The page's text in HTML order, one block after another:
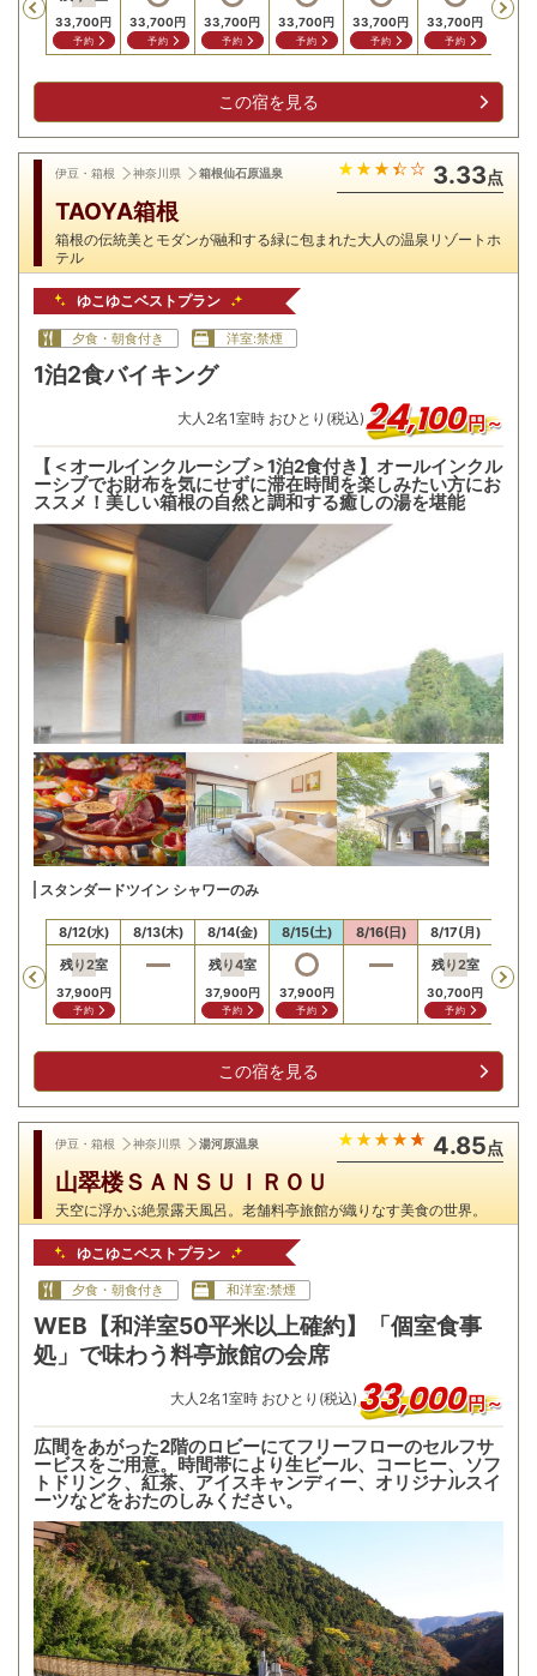
Previous
33,700円
予約
33,700円
予約
33,700円
予約
33,700円
予約
33,700円
予約
33,700円
予約
この宿を見る
伊豆・箱根 神奈川県 箱根仙石原温泉 3.33点
TAOYA箱根
箱根の伝統美とモダンが融和する緑に包まれた大人の温泉リゾートホ
テル
ゆこゆこベストプラン
夕食・朝食付き 洋室:禁煙
1泊2食バイキング
大人 2名1室時 おひとり(税込)24,100円～
【＜オールインクルーシブ＞1泊2食付き】オールインクル
ーシブでお財布を気にせずに滞在時間を楽しみたい方にお
ススメ！美しい箱根の自然と調和する癒しの湯を堪能
スタンダードツイン シャワーのみ
Previous
8/12(水)
残り2室
37,900円
予約
8/13(木)
8/14(金)
残り4室
37,900円
予約
8/15(土)
37,900円
予約
8/16(日)
8/17(月)
残り2室
30,700円
予約
この宿を見る
伊豆・箱根 神奈川県 湯河原温泉 4.85点
山翠楼ＳＡＮＳＵＩＲＯＵ
天空に浮かぶ絶景露天風呂。老舗料亭旅館が織りなす美食の世界。
ゆこゆこベストプラン
夕食・朝食付き 和洋室:禁煙
WEB【和洋室50平米以上確約】「個室食事
処」で味わう料亭旅館の会席
大人 2名1室時 おひとり(税込)33,000円～
広間をあがった2階のロビーにてフリーフローのセルフサ
ービスをご用意。時間帯により生ビール、コーヒー、ソフ
トドリンク、紅茶、アイスキャンディー、オリジナルスイ
ーツなどをおたのしみください。